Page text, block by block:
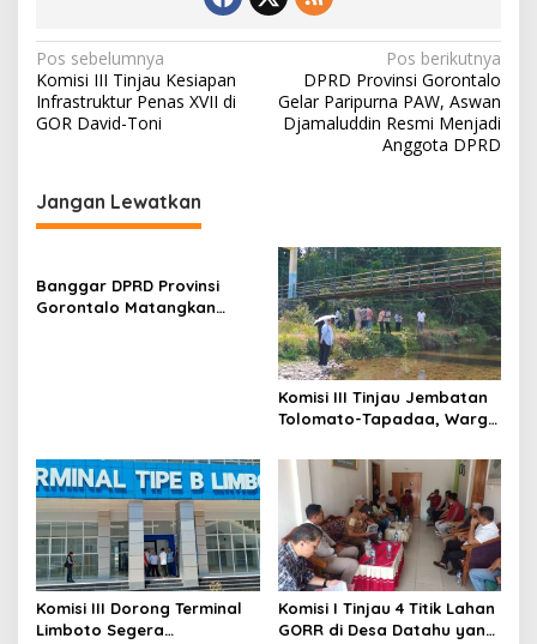
N
a
v
g
a
i
Pos sebelumnya
Komisi III Tinjau Kesiapan
Infrastruktur Penas XVII di
GOR David-Toni
Pos berikutnya
DPRD Provinsi Gorontalo
Gelar Paripurna PAW, Aswan
Djamaluddin Resmi Menjadi
Anggota DPRD
Jangan Lewatkan
Banggar DPRD Provinsi
Gorontalo Matangkan
Komisi III Tinjau Jembatan
Tolomato-Tapadaa, Warga
Roda Empat
Komisi III Dorong Terminal
Limboto Segera
Komisi I Tinjau 4 Titik Lahan
GORR di Desa Datahu yang